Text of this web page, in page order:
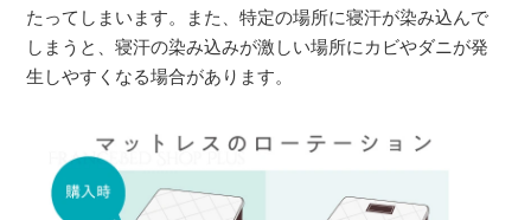
たってしまいます。また、特定の場所に寝汗が染み込んで
しまうと、寝汗の染み込みが激しい場所にカビやダニが発
生しやすくなる場合があります。